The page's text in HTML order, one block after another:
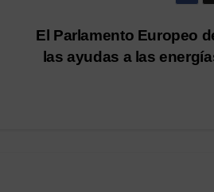
El Parlamento Europeo
las ayudas a las